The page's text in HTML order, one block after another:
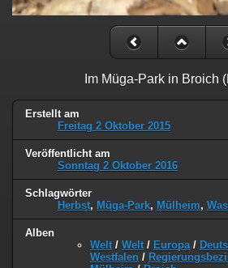
Im Müga-Park in Broich
Erstellt am
Freitag 2 Oktober 2015
Veröffentlicht am
Sonntag 2 Oktober 2016
Schlagwörter
Herbst, Müga-Park, Mülheim,
Alben
Welt / Welt / Europa /
Westfalen /